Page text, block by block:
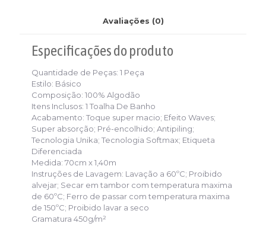
Avaliações (0)
Especificaçõesdo produto
Quantidade de Peças: 1 Peça
Estilo: Básico
Composição: 100% Algodão
Itens Inclusos: 1 Toalha De Banho
Acabamento: Toque super macio; Efeito Waves;
Super absorção; Pré-encolhido; Antipiling;
Tecnologia Unika; Tecnologia Softmax; Etiqueta
Diferenciada
Medida: 70cm x 1,40m
Instruções de Lavagem: Lavação a 60ºC; Proibido
alvejar; Secar em tambor com temperatura maxima
de 60ºC; Ferro de passar com temperatura maxima
de 150ºC; Proibido lavar a seco
Gramatura 450g/m²